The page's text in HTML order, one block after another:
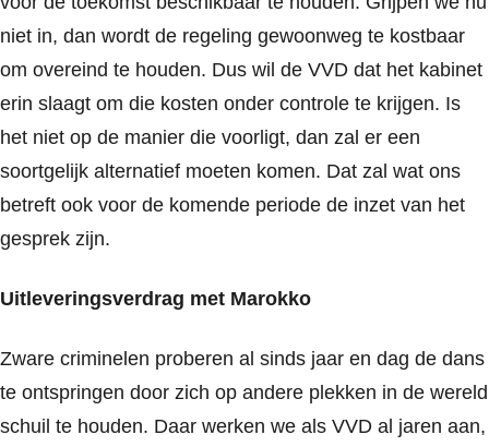
niet in, dan wordt de regeling gewoonweg te kostbaar
om overeind te houden. Dus wil de VVD dat het kabinet
erin slaagt om die kosten onder controle te krijgen. Is
het niet op de manier die voorligt, dan zal er een
soortgelijk alternatief moeten komen. Dat zal wat ons
betreft ook voor de komende periode de inzet van het
gesprek zijn.
Uitleveringsverdrag met Marokko
Zware criminelen proberen al sinds jaar en dag de dans
te ontspringen door zich op andere plekken in de wereld
schuil te houden. Daar werken we als VVD al jaren aan,